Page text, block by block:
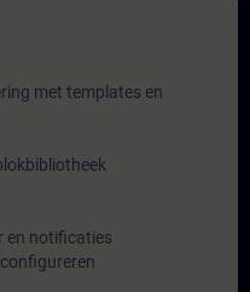
met templates en
en notificaties